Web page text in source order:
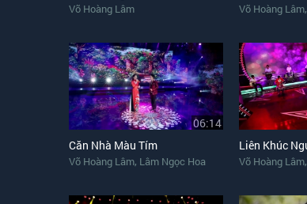
Võ Hoàng Lâm Võ Hoàng Lâm,
06:14
Căn Nhà Màu Tím
Võ Hoàng Lâm, Lâm Ngọc Hoa Võ Hoàng Lâm,